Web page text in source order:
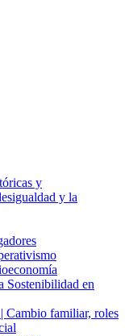
y
y la
Sostenibilidad en
Cambio familiar, roles